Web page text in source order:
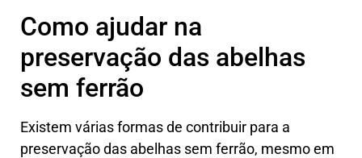
Como ajudar na
preservação das abelhas
sem ferrão
Existem várias formas de contribuir para a
preservação das abelhas sem ferrão, mesmo em